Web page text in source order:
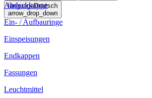
languageDeutsch
arrow_drop_down
Abdeckkappe
Ein- / Aufbauringe
Einspeisungen
Endkappen
Fassungen
Leuchtmittel